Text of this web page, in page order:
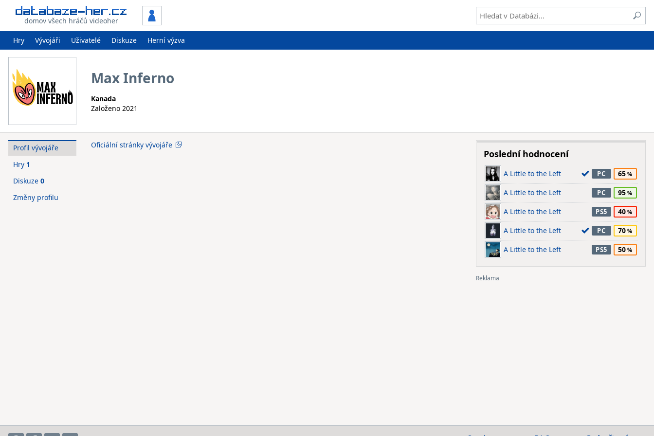
domov všech hráčů videoher
Hry Vývojáři Uživatelé Diskuze Herní výzva
Max Inferno
Kanada
Založeno 2021
Oficiální stránky vývojáře
Profil vývojáře
Hry 1
Diskuze 0
Změny profilu
Poslední hodnocení
A Little to the Left PC 65
A Little to the Left PC 95
A Little to the Left PS5 40
A Little to the Left PC 70
A Little to the Left PS5 50